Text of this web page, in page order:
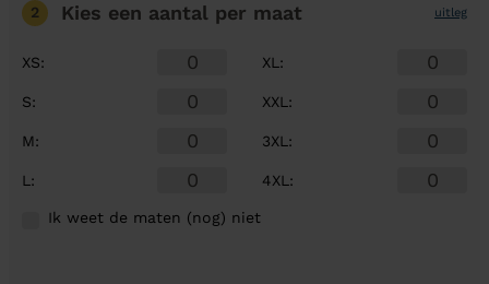
2 Kies een aantal per maat uitleg
XS:
S:
M:
L :
XL :
XXL :
3XL :
4XL :
Ik weet de maten (nog) niet